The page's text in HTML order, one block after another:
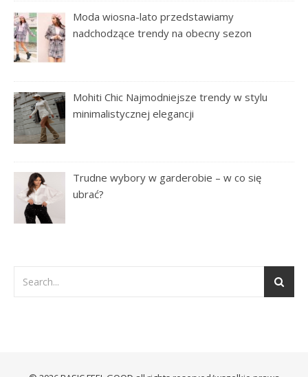
Moda wiosna-lato przedstawiamy
nadchodzące trendy na obecny sezon
Mohiti Chic Najmodniejsze trendy w stylu
minimalistycznej elegancji
Trudne wybory w garderobie – w co się
ubrać?